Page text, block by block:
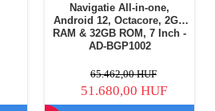
Navigatie All-in-one,
Android 12, Octacore, 2GB
RAM & 32GB ROM, 7 Inch -
AD-BGP1002
65.462,00 HUF
51.680,00 HUF